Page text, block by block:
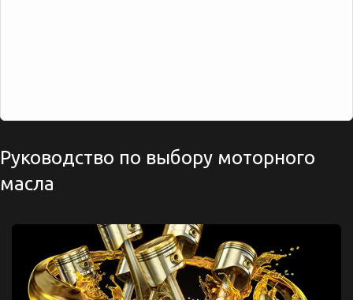
Руководство по выбору моторного
масла